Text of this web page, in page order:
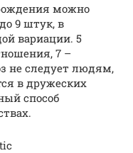
можно
9 штук, в
вариации. 5
7 –
не следует людям,
в дружеских
способ